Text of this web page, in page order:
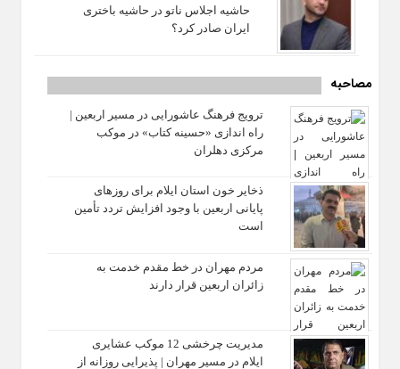
حاشیه اجلاس ناتو در حاشیه باختری
ایران صادر کرد؟
مصاحبه
ترویج فرهنگ عاشورایی در مسیر اربعین |
راه‌ اندازی «حسینه کتاب» در موکب
مرکزی دهلران
ذخایر خون استان ایلام برای روزهای
پایانی اربعین با وجود افزایش تردد تأمین
است
مردم مهران در خط مقدم خدمت به
زائران اربعین قرار دارند
مدیریت چرخشی 12 موکب‌ عشایری
ایلام در مسیر مهران | پذیرایی روزانه از